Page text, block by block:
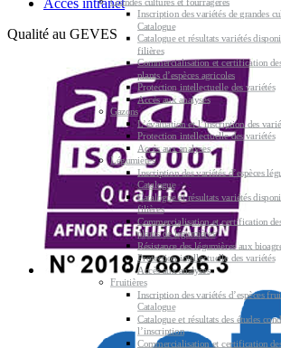
Accès intranet
Qualité au GEVES
Grandes cultures et fourragères
Inscription des variétés de grandes
Catalogue
Catalogue et résultats variétés
filières
Commercialisation et certification
plants d’espèces agricoles
Protection intellectuelle des variétés
Accès aux analyses
Gazons
L’évaluation et l’inscription des
Protection intellectuelle des variétés
Accès aux analyses
Légumières
Inscription des variétés d’espèces
Catalogue
Catalogue et résultats variétés
filières
Commercialisation et certification
plants de légumières
Résistance des légumières aux
Protection intellectuelle des variétés
Accès aux analyses
Fruitières
Inscription des variétés d’espèces
Catalogue
Catalogue et résultats des études
l’inscription
Commercialisation et certification